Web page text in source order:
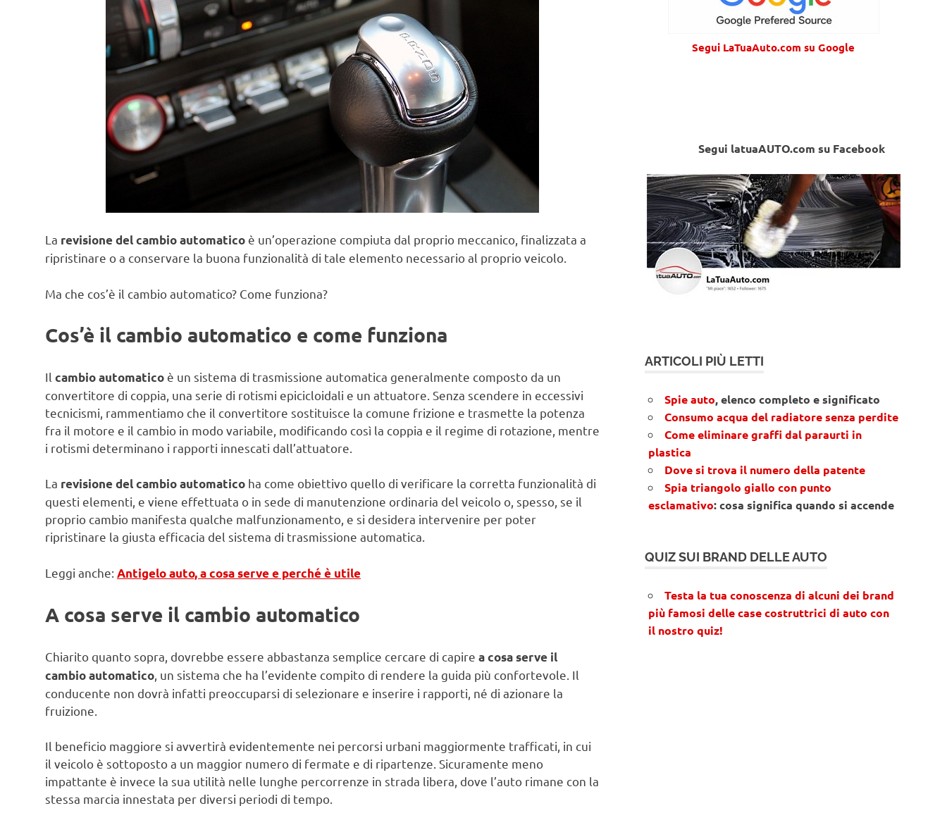
La revisione del cambio automatico è un’operazione compiuta dal proprio meccanico, finalizzata a
ripristinare o a conservare la buona funzionalità di tale elemento necessario al proprio veicolo.
Ma che cos’è il cambio automatico? Come funziona?
Cos’è il cambio automatico e come funziona
Il cambio automatico è un sistema di trasmissione automatica generalmente composto da un
convertitore di coppia, una serie di rotismi epicicloidali e un attuatore. Senza scendere in eccessivi
tecnicismi, rammentiamo che il convertitore sostituisce la comune frizione e trasmette la potenza
fra il motore e il cambio in modo variabile, modificando così la coppia e il regime di rotazione, mentre
i rotismi determinano i rapporti innescati dall’attuatore.
La revisione del cambio automatico ha come obiettivo quello di verificare la corretta funzionalità di
questi elementi, e viene effettuata o in sede di manutenzione ordinaria del veicolo o, spesso, se il
proprio cambio manifesta qualche malfunzionamento, e si desidera intervenire per poter
ripristinare la giusta efficacia del sistema di trasmissione automatica.
Leggi anche: Antigelo auto, a cosa serve e perché è utile
A cosa serve il cambio automatico
Chiarito quanto sopra, dovrebbe essere abbastanza semplice cercare di capire a cosa serve il
cambio automatico , un sistema che ha l’evidente compito di rendere la guida più confortevole. Il
conducente non dovrà infatti preoccuparsi di selezionare e inserire i rapporti, né di azionare la
fruizione.
Il beneficio maggiore si avvertirà evidentemente nei percorsi urbani maggiormente trafficati, in cui
il veicolo è sottoposto a un maggior numero di fermate e di ripartenze. Sicuramente meno
impattante è invece la sua utilità nelle lunghe percorrenze in strada libera, dove l’auto rimane con la
stessa marcia innestata per diversi periodi di tempo.
Segui LaTuaAuto.com su Google
Segui latuaAUTO.com su Facebook
ARTICOLI PIÙ LETTI
Spie auto, elenco completo e significato
Consumo acqua del radiatore senza perdite
Come eliminare graffi dal paraurti in
plastica
Dove si trova il numero della patente
Spia triangolo giallo con punto
esclamativo: cosa significa quando si accende
QUIZ SUI BRAND DELLE AUTO
Testa la tua conoscenza di alcuni dei brand
più famosi delle case costruttrici di auto con
il nostro quiz!